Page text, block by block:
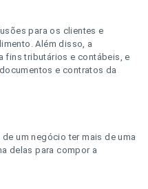
para os clientes e
Além disso, a
fins tributários e contábeis, e
e contratos da
um negócio ter mais de uma
delas para compor a